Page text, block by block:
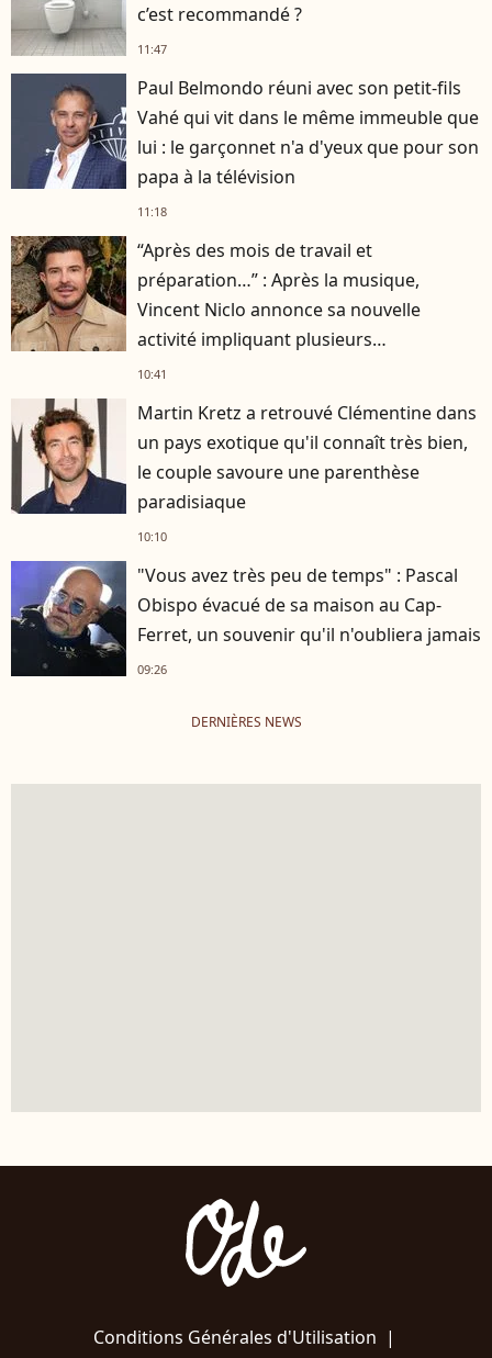
c’est recommandé ?
11:47
Paul Belmondo réuni avec son petit-fils
Vahé qui vit dans le même immeuble que
lui : le garçonnet n'a d'yeux que pour son
papa à la télévision
11:18
“Après des mois de travail et
préparation…” : Après la musique,
Vincent Niclo annonce sa nouvelle
activité impliquant plusieurs
personnalités
10:41
Martin Kretz a retrouvé Clémentine dans
un pays exotique qu'il connaît très bien,
le couple savoure une parenthèse
paradisiaque
10:10
"Vous avez très peu de temps" : Pascal
Obispo évacué de sa maison au Cap-
Ferret, un souvenir qu'il n'oubliera jamais
09:26
DERNIÈRES NEWS
Conditions Générales d'Utilisation |